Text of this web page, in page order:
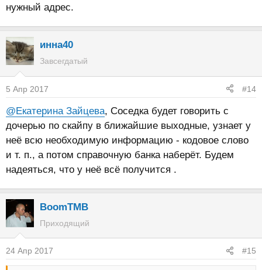
нужный адрес.
инна40
Завсегдатый
5 Апр 2017 #14
@Екатерина Зайцева, Соседка будет говорить с
дочерью по скайпу в ближайшие выходные, узнает у
неё всю необходимую информацию - кодовое слово
и т. п., а потом справочную банка наберёт. Будем
надеяться, что у неё всё получится .
BoomTMB
Приходящий
24 Апр 2017 #15